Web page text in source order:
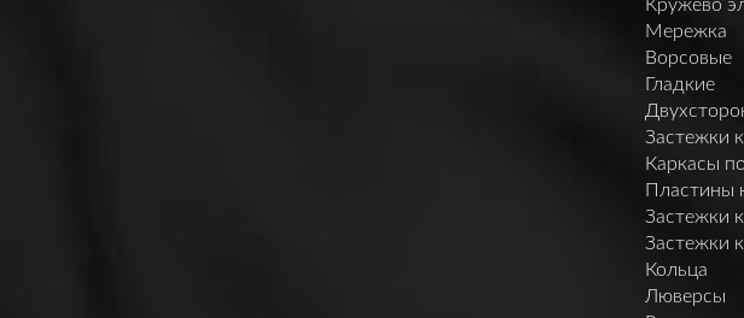
Кружево
Мережка
Ворсовые
Гладкие
Застежки
Каркасы
Пластины
Застежки
Застежки
Кольца
Люверсы